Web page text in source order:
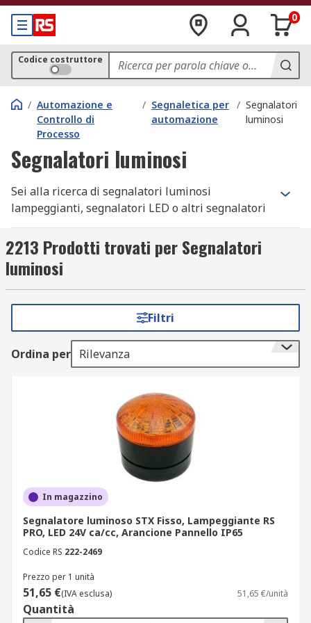
0
Codice costruttore
/ Automazione e
Controllo di
Processo
/ Segnaletica per
automazione
/ Segnalatori
luminosi
Segnalatori luminosi
Sei alla ricerca di segnalatori luminosi
lampeggianti, segnalatori LED o altri segnalatori
sono fondamentali per garantire un'ottima
visibilità in qualsiasi condizione, migliorando la
sicurezza in diversi settori, dall’industria ai
trasporti. Grazie alla varietà di modelli
disponibili, è possibile scegliere tra diverse
opzioni di illuminazione e colori per soddisfare
specifiche esigenze operative.
Tipologie di segnalatori luminosi
I segnalatori luminosi sono disponibili in diverse
configurazioni, ognuna progettata per specifiche
esigenze di segnalazione:
segnalatori luminosi rotanti: utilizzano una
luce in movimento per attirare l'attenzione,
ideali per ambienti industriali e mezzi
speciali;
segnalatori luminosi lampeggianti:
generano impulsi luminosi intermittenti,
perfetti per segnalazioni di emergenza e
2213 Prodotti trovati per Segnalatori
luminosi
Filtri
Ordina per Rilevanza
In magazzino
Segnalatore luminoso STX Fisso, Lampeggiante RS
PRO, LED 24V ca/cc, Arancione Pannello IP65
Codice RS 222-2469
Prezzo per 1 unità
51,65 €(IVA esclusa) 51,65 €/unità
Quantità